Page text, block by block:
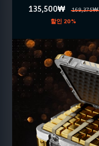
135,500₩
169,375₩
할인 20%